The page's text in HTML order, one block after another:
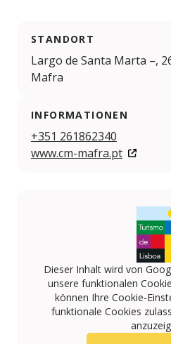
STANDORT
Largo de Santa Marta –,
Mafra
INFORMATIONEN
+351 261862340
www.cm-mafra.pt
Dieser Inhalt wird von
unsere funktionalen
können Ihre Cookie-
funktionale Cookies